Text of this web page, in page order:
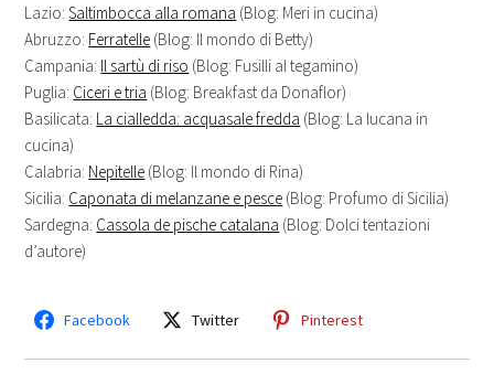
Lazio:Saltimbocca alla romana (Blog: Meri in cucina)
Abruzzo: Ferratelle (Blog: Il mondo di Betty)
Campania: Il sartù di riso (Blog: Fusilli al tegamino)
Puglia: Ciceri e tria (Blog: Breakfast da Donaflor)
Basilicata: La cialledda: acquasale fredda (Blog: La lucana in
cucina)
Calabria: Nepitelle (Blog: Il mondo di Rina)
Sicilia: Caponata di melanzane e pesce (Blog: Profumo di Sicilia)
Sardegna: Cassola de pische catalana (Blog: Dolci tentazioni
d’autore)
Facebook Twitter Pinterest